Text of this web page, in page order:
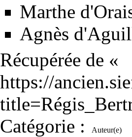
Marthe
Agnès
Récupérée de «
https://
Catégorie : Auteur(e)